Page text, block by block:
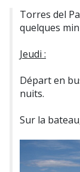
Torres del
quelques
Jeudi :
Départ en
nuits.
Sur la